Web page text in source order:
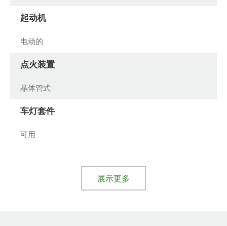
起动机
电动的
点火装置
晶体管式
车灯套件
可用
展示更多